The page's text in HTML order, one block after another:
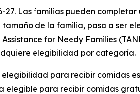
Las familias pueden
de la familia, pasa a ser
for Needy Families
elegibilidad por categoría.
para recibir comidas
elegible para recibir comidas